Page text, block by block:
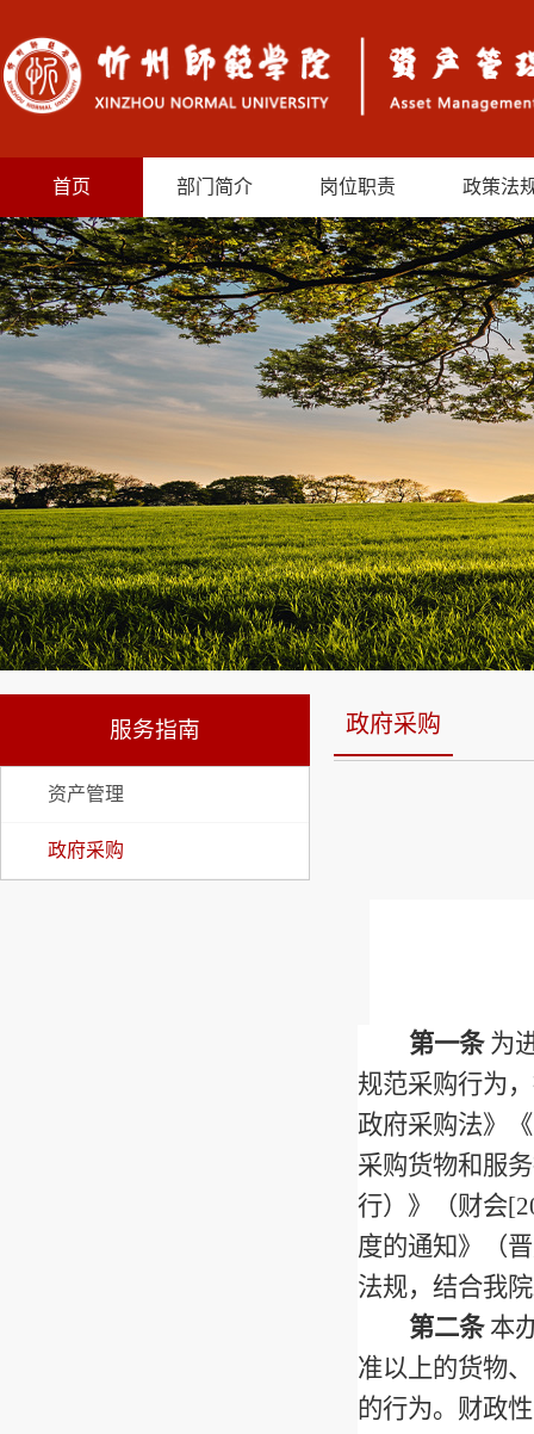
首页 部门简介 岗位职责 政策法
服务指南
资产管理
政府采购
政府采购
第一条 为
规范采购行为
政府采购法》
采购货物和服
行）》（财会
度的通知》（
法规，结合我
第二条 本
准以上的货物
的行为。财政